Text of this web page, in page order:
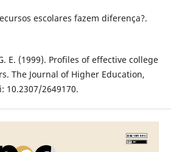
escolares fazem diferença?.
E. (1999). Profiles of effective college
The Journal of Higher Education,
10.2307/2649170.